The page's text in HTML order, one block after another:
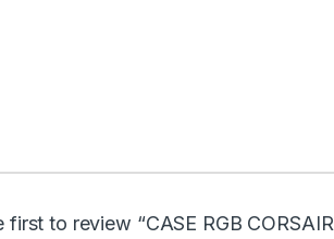
first to review “CASE RGB CORSAIR